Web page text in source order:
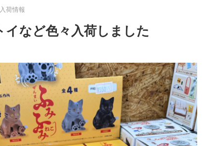
入荷情報
イなど色々入荷しました